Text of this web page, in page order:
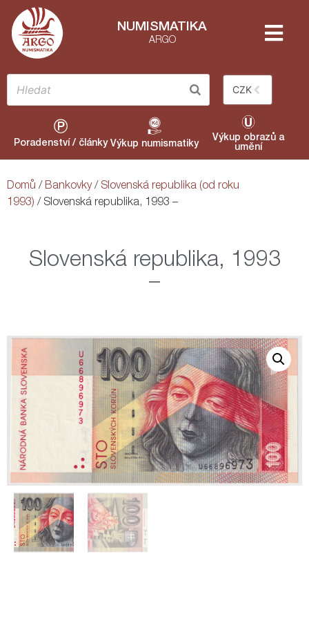
NUMISMATIKA
ARGO
CZK
Poradenství / články Výkup numismatiky
Výkup obrazů a
umění
Domů / Bankovky/ Slovenská republika (od roku
1993) / Slovenská republika, 1993 –
Slovenská republika, 1993
–